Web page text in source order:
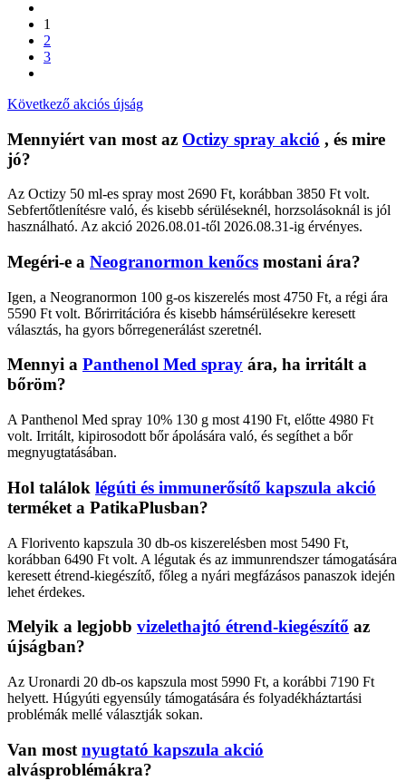
1
2
3
Következő akciós újság
Mennyiért van most az Octizy spray akció , és mire
jó?
Az Octizy 50 ml-es spray most 2690 Ft, korábban 3850 Ft volt.
Sebfertőtlenítésre való, és kisebb sérüléseknél, horzsolásoknál is jól
használható. Az akció 2026.08.01-től 2026.08.31-ig érvényes.
Megéri-e a Neogranormon kenőcs mostani ára?
Igen, a Neogranormon 100 g-os kiszerelés most 4750 Ft, a régi ára
5590 Ft volt. Bőrirritációra és kisebb hámsérülésekre keresett
választás, ha gyors bőrregenerálást szeretnél.
Mennyi a Panthenol Med spray ára, ha irritált a
bőröm?
A Panthenol Med spray 10% 130 g most 4190 Ft, előtte 4980 Ft
volt. Irritált, kipirosodott bőr ápolására való, és segíthet a bőr
megnyugtatásában.
Hol találok légúti és immunerősítő kapszula akció
terméket a PatikaPlusban?
A Florivento kapszula 30 db-os kiszerelésben most 5490 Ft,
korábban 6490 Ft volt. A légutak és az immunrendszer támogatására
keresett étrend-kiegészítő, főleg a nyári megfázásos panaszok idején
lehet érdekes.
Melyik a legjobb vizelethajtó étrend-kiegészítő az
újságban?
Az Uronardi 20 db-os kapszula most 5990 Ft, a korábbi 7190 Ft
helyett. Húgyúti egyensúly támogatására és folyadékháztartási
problémák mellé választják sokan.
Van most nyugtató kapszula akció
alvásproblémákra?